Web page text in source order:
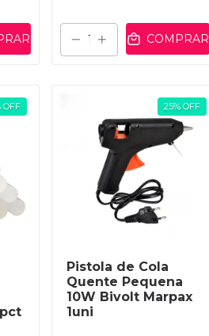
COMPRAR
OFF 25% OFF
Pistola de Cola
Quente Pequena
10W Bivolt Marpax
1uni